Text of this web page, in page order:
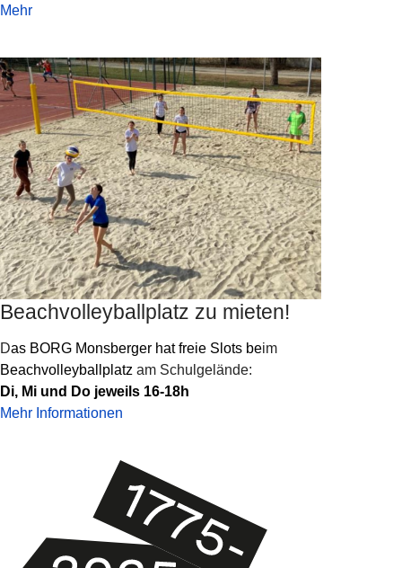
Mehr
Beachvolleyballplatz zu mieten!
Das BORG Monsberger hat freie Slots beim
Beachvolleyballplatz am Schulgelände:
Di, Mi und Do jeweils 16-18h
Mehr Informationen